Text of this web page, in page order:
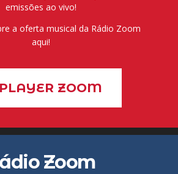
emissões ao vivo!
a oferta musical da Rádio Zoom
aqui!
PLAYER ZOOM
Zoom